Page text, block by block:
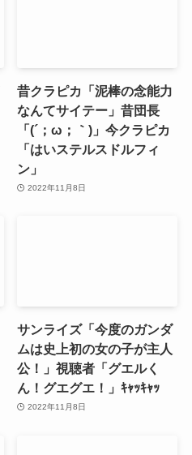
昔クラピカ「泥棒の念能力
なんてサイテー」昔団長
「(´；ω；｀)」今クラピカ
「はいステルスドルフィ
ン」
2022年11月8日
サンライズ「今度のガンダ
ムは史上初の女の子が主人
公！」視聴者「グエルく
ん！グエグエ！」ｷｬｯｷｬｯ
2022年11月8日